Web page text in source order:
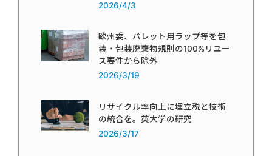
2026/4/3
欧州委、パレット用ラップ等を包
装・包装廃棄物規則の100%リユー
ス要件から除外
2026/3/19
リサイクル率向上に埋立税と技術
の統合を。英大学の研究
2026/3/17